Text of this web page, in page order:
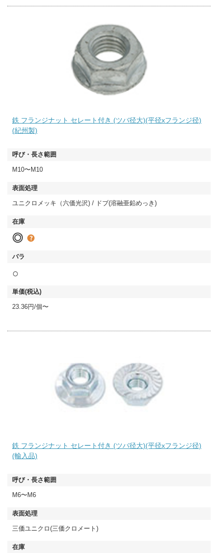
鉄 フランジナット セレート付き (ツバ径大)(平径xフランジ径)
(紀州製)
M10〜M10
ユニクロメッキ（六価光沢) / ドブ(溶融亜鉛めっき)
◎
○
23.36円/個〜
鉄 フランジナット セレート付き (ツバ径大)(平径xフランジ径)
(輸入品)
M6〜M6
三価ユニクロ(三価クロメート)